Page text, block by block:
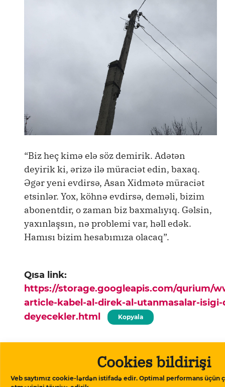
Cookies bildirişi
Veb saytımız cookie-lərdən istifadə edir. Optimal performans üçün
“Biz heç kimə elə söz demirik. Adətən
deyirik ki, ərizə ilə müraciət edin, baxaq.
Əgər yeni evdirsə, Asan Xidmətə müraciət
etsinlər. Yox, köhnə evdirsə, deməli, bizim
abonentdir, o zaman biz baxmalıyıq. Gəlsin,
yaxınlaşsın, nə problemi var, həll edək.
Hamısı bizim hesabımıza olacaq”.
Qısa link:
https://storage.googleapis.com/qurium/
article-kabel-al-direk-al-utanmasalar-
deyecekler.html
Kopyala
utanmasalar ”işığı da özün çək”
deyəcəklər”